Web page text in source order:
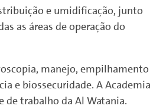
e umidificação, junto
as áreas de operação do
manejo, empilhamento
e biossecuridade. A Academia
de trabalho da Al Watania.